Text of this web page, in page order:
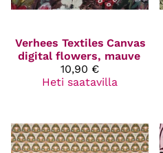
Verhees Textiles Canvas
digital flowers, mauve
10,90 €
Heti saatavilla